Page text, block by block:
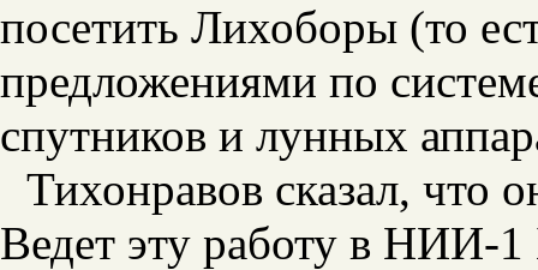
посетить Лихоборы (то
предложениями по
спутников и лунных
Тихонравов сказал, что
Ведет эту работу в НИИ-